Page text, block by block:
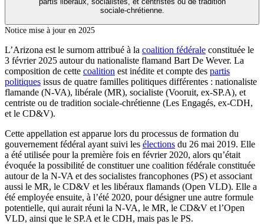
sociale-chrétienne.
Notice mise à jour en 2025
L’Arizona est le surnom attribué à la coalition fédérale constituée le
3 février 2025 autour du nationaliste flamand Bart De Wever. La
composition de cette coalition est inédite et compte des partis
politiques issus de quatre familles politiques différentes : nationaliste
flamande (N-VA), libérale (MR), socialiste (Vooruit, ex-SP.A), et
centriste ou de tradition sociale-chrétienne (Les Engagés, ex-CDH,
et le CD&V).
Cette appellation est apparue lors du processus de formation du
gouvernement fédéral ayant suivi les élections du 26 mai 2019. Elle
a été utilisée pour la première fois en février 2020, alors qu’était
évoquée la possibilité de constituer une coalition fédérale constituée
autour de la N-VA et des socialistes francophones (PS) et associant
aussi le MR, le CD&V et les libéraux flamands (Open VLD). Elle a
été employée ensuite, à l’été 2020, pour désigner une autre formule
potentielle, qui aurait réuni la N-VA, le MR, le CD&V et l’Open
VLD, ainsi que le SP.A et le CDH, mais pas le PS.